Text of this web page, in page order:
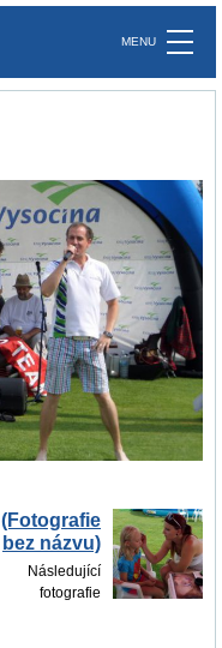
(Fotografie
bez názvu)
Následující
fotografie